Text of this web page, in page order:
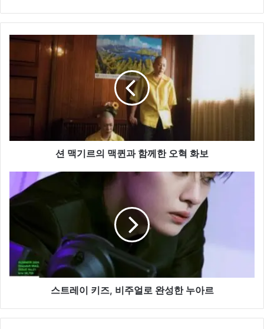
션
르
퀸
함
화
션 맥기르의 맥퀸과 함께한 오혁 화보
레
즈,
비
주
얼
스트레이 키즈, 비주얼로 완성한 누아르